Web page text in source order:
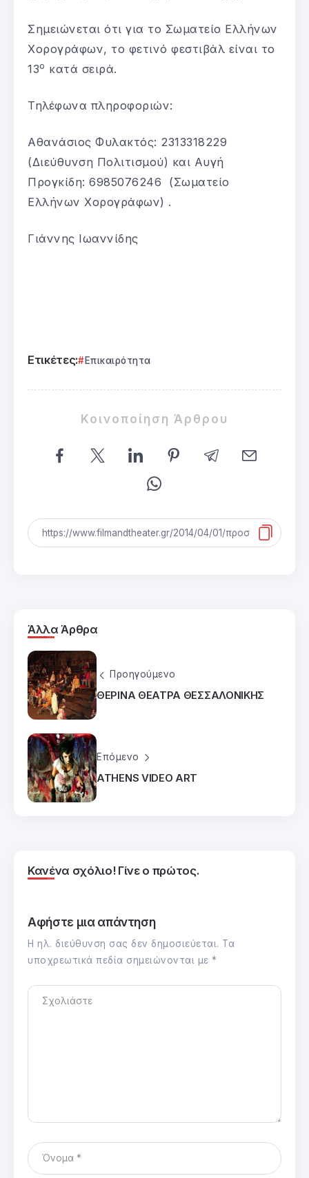
Σημειώνεται ότι για το Σωματείο Ελλήνων
Χορογράφων, το φετινό φεστιβάλ είναι το
13ο κατά σειρά.
Τηλέφωνα πληροφοριών:
Αθανάσιος Φυλακτός: 2313318229
(Διεύθυνση Πολιτισμού) και Αυγή
Προγκίδη: 6985076246 (Σωματείο
Ελλήνων Χορογράφων) .
Γιάννης Ιωαννίδης
Ετικέτες: Επικαιρότητα
Κοινοποίηση Άρθρου
Άλλα Άρθρα
Προηγούμενο
ΘΕΡΙΝΑ ΘΕΑΤΡΑ ΘΕΣΣΑΛΟΝΙΚΗΣ
Επόμενο
ATHENS VIDEO ART
Κανένα σχόλιο! Γίνε ο πρώτος.
Αφήστε μια απάντηση
Η ηλ. διεύθυνση σας δεν δημοσιεύεται. Τα
υποχρεωτικά πεδία σημειώνονται με *